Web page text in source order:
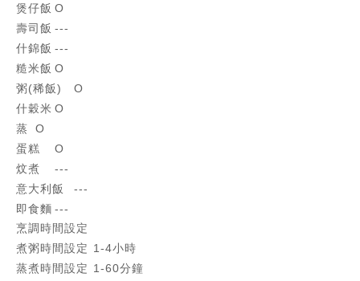
煲仔飯 O
壽司飯 ---
什錦飯 ---
糙米飯 O
粥(稀飯)
O
什穀米 O
蒸
O
蛋糕
O
炆煮
---
意大利飯
---
即食麵 ---
烹調時間設定
煮粥時間設定 1-4小時
蒸煮時間設定 1-60分鐘